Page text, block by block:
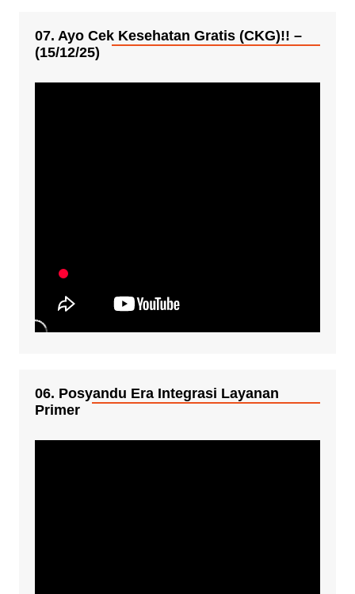
07. Ayo Cek Kesehatan Gratis (CKG)!! –
(15/12/25)
06. Posyandu Era Integrasi Layanan
Primer